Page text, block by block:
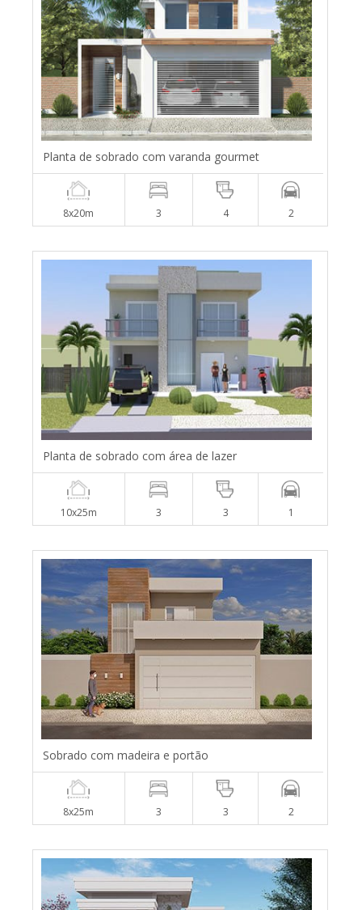
Planta de sobrado com varanda gourmet
8x20m 3 4 2
Planta de sobrado com área de lazer
10x25m 3 3 1
Sobrado com madeira e portão
8x25m 3 3 2